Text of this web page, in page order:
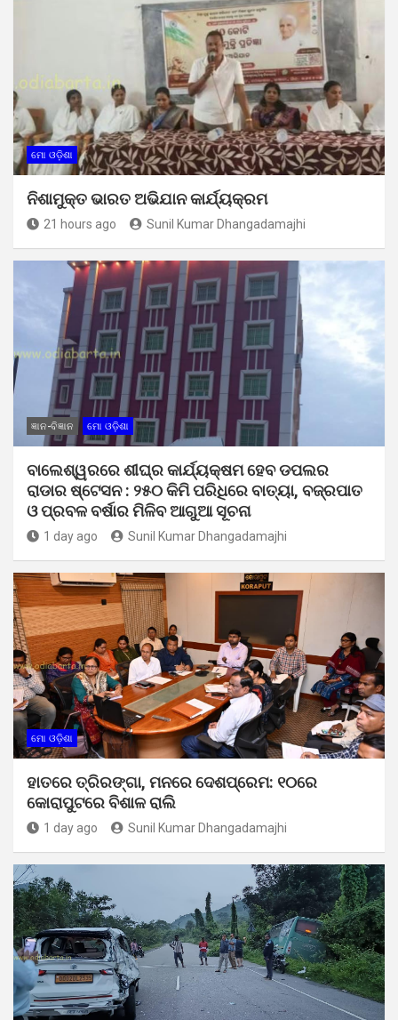
ମୋ ଓଡ଼ିଶା
ନିଶାମୁକ୍ତ ଭାରତ ଅଭିଯାନ କାର୍ଯ୍ୟକ୍ରମ
21 hours ago Sunil Kumar Dhangadamajhi
ଜ୍ଞାନ-ବିଜ୍ଞାନ ମୋ ଓଡ଼ିଶା
ବାଲେଶ୍ୱରରେ ଶୀଘ୍ର କାର୍ଯ୍ୟକ୍ଷମ ହେବ ଡପଲର
ରାଡାର ଷ୍ଟେସନ : ୨୫୦ କିମି ପରିଧିରେ ବାତ୍ୟା, ବଜ୍ରପାତ
ଓ ପ୍ରବଳ ବର୍ଷାର ମିଳିବ ଆଗୁଆ ସୂଚନା
1 day ago Sunil Kumar Dhangadamajhi
ମୋ ଓଡ଼ିଶା
ହାତରେ ତ୍ରିରଙ୍ଗା, ମନରେ ଦେଶପ୍ରେମ: ୧୦ରେ
କୋରାପୁଟରେ ବିଶାଳ ରାଲି
1 day ago Sunil Kumar Dhangadamajhi